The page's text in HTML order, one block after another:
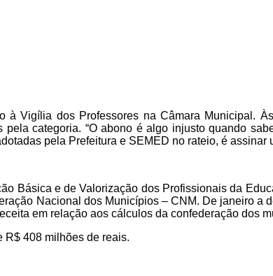
Vigília dos Professores na Câmara Municipal.
categoria. “O abono é algo injusto quando
pela Prefeitura e SEMED no rateio, é assinar
Básica e de Valorização dos Profissionais da
Nacional dos Municípios – CNM. De janeiro a
em relação aos cálculos da confederação dos
R$ 408 milhões de reais.